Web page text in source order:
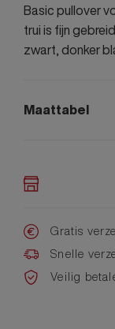
Basic pullover
trui is fijn
zwart, donker
Maattabel
Gratis
Snelle
Veilig